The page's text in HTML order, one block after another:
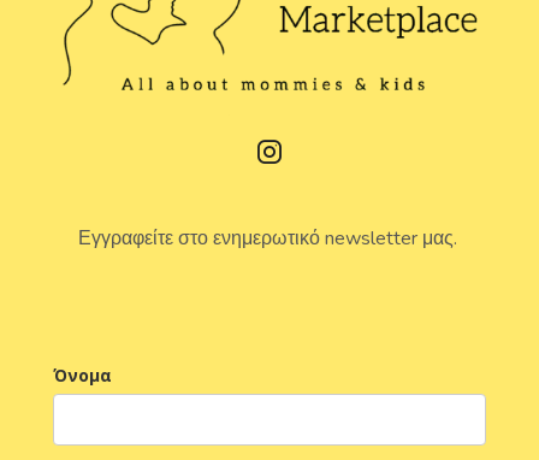
Εγγραφείτε στο ενημερωτικό newsletter μας.
Όνομα